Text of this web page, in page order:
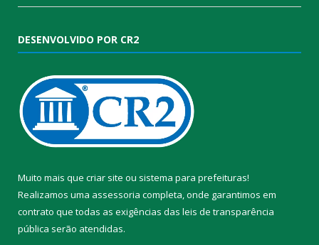
DESENVOLVIDO POR CR2
Muito mais que criar site ou sistema para prefeituras!
Realizamos uma assessoria completa, onde garantimos em
contrato que todas as exigências das leis de transparência
pública serão atendidas.